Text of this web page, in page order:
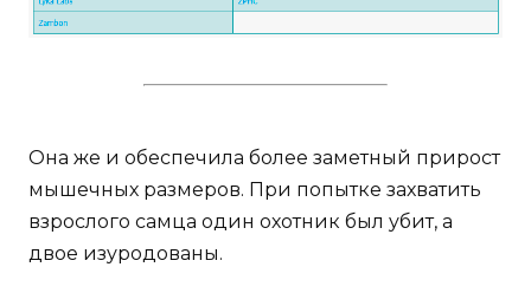
Она же и обеспечила более заметный прирост
мышечных размеров. При попытке захватить
взрослого самца один охотник был убит, а
двое изуродованы.